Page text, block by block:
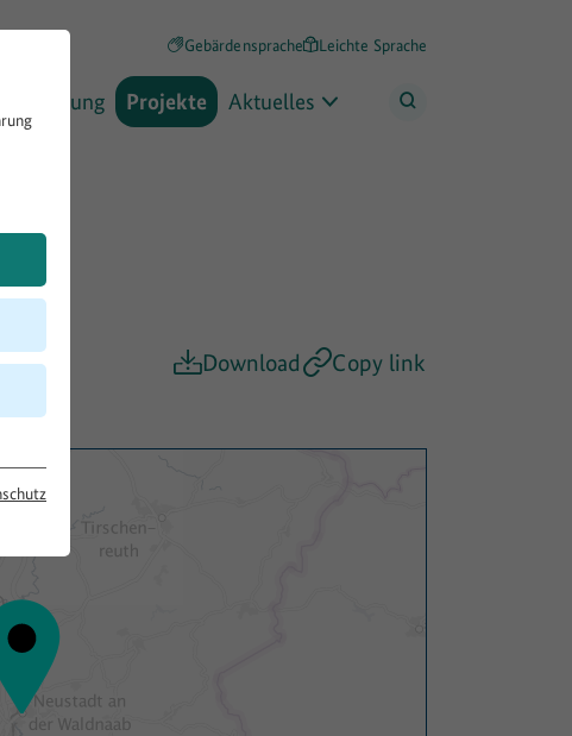
Gebärdensprache Leichte Sprache
Förderung Projekte Aktuelles
Download Copy link